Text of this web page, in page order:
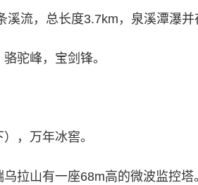
流，总长度3.7km，泉溪潭瀑并
驼峰，宝剑锋。
，万年冰窖。
拉山有一座68m高的微波监控塔